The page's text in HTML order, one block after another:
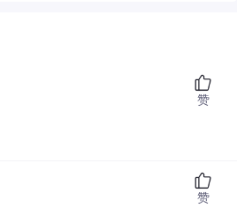
赞
赞